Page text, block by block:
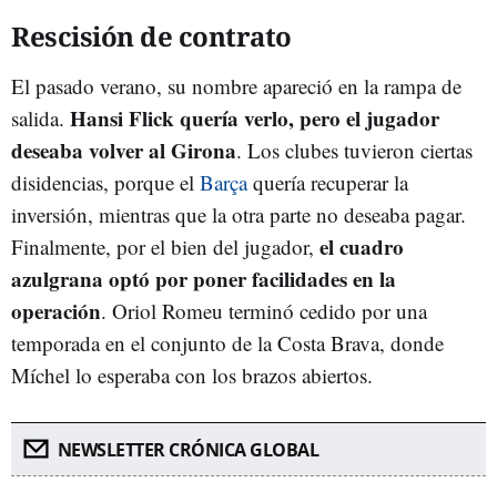
Rescisión de contrato
El pasado verano, su nombre apareció en la rampa de
salida. Hansi Flick quería verlo, pero el jugador
deseaba volver al Girona. Los clubes tuvieron ciertas
disidencias, porque el Barçaquería recuperar la
inversión, mientras que la otra parte no deseaba pagar.
Finalmente, por el bien del jugador, el cuadro
azulgrana optó por poner facilidades en la
operación. Oriol Romeu terminó cedido por una
temporada en el conjunto de la Costa Brava, donde
Míchel lo esperaba con los brazos abiertos.
NEWSLETTER CRÓNICA GLOBAL